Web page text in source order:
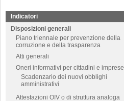
Indicatori
Disposizioni generali
Piano triennale per prevenzione della
corruzione e della trasparenza
Atti generali
Oneri informativi per cittadini e imprese
Scadenzario dei nuovi obblighi
amministrativi
Attestazioni OIV o di struttura analoga